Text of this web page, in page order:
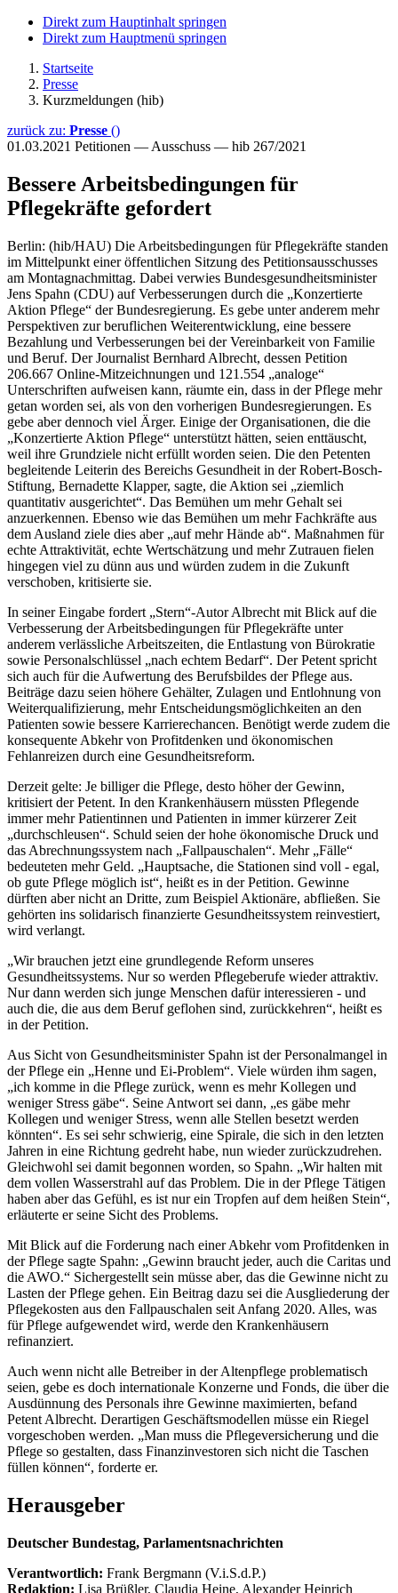
Direkt zum Hauptinhalt springen
Direkt zum Hauptmenü springen
Startseite
Presse
Kurzmeldungen (hib)
zurück zu: Presse ()
01.03.2021 Petitionen — Ausschuss — hib 267/2021
Bessere Arbeitsbedingungen für
Pflegekräfte gefordert
Berlin: (hib/HAU) Die Arbeitsbedingungen für Pflegekräfte standen
im Mittelpunkt einer öffentlichen Sitzung des Petitionsausschusses
am Montagnachmittag. Dabei verwies Bundesgesundheitsminister
Jens Spahn (CDU) auf Verbesserungen durch die „Konzertierte
Aktion Pflege“ der Bundesregierung. Es gebe unter anderem mehr
Perspektiven zur beruflichen Weiterentwicklung, eine bessere
Bezahlung und Verbesserungen bei der Vereinbarkeit von Familie
und Beruf. Der Journalist Bernhard Albrecht, dessen Petition
206.667 Online-Mitzeichnungen und 121.554 „analoge“
Unterschriften aufweisen kann, räumte ein, dass in der Pflege mehr
getan worden sei, als von den vorherigen Bundesregierungen. Es
gebe aber dennoch viel Ärger. Einige der Organisationen, die die
„Konzertierte Aktion Pflege“ unterstützt hätten, seien enttäuscht,
weil ihre Grundziele nicht erfüllt worden seien. Die den Petenten
begleitende Leiterin des Bereichs Gesundheit in der Robert-Bosch-
Stiftung, Bernadette Klapper, sagte, die Aktion sei „ziemlich
quantitativ ausgerichtet“. Das Bemühen um mehr Gehalt sei
anzuerkennen. Ebenso wie das Bemühen um mehr Fachkräfte aus
dem Ausland ziele dies aber „auf mehr Hände ab“. Maßnahmen für
echte Attraktivität, echte Wertschätzung und mehr Zutrauen fielen
hingegen viel zu dünn aus und würden zudem in die Zukunft
verschoben, kritisierte sie.
In seiner Eingabe fordert „Stern“-Autor Albrecht mit Blick auf die
Verbesserung der Arbeitsbedingungen für Pflegekräfte unter
anderem verlässliche Arbeitszeiten, die Entlastung von Bürokratie
sowie Personalschlüssel „nach echtem Bedarf“. Der Petent spricht
sich auch für die Aufwertung des Berufsbildes der Pflege aus.
Beiträge dazu seien höhere Gehälter, Zulagen und Entlohnung von
Weiterqualifizierung, mehr Entscheidungsmöglichkeiten an den
Patienten sowie bessere Karrierechancen. Benötigt werde zudem die
konsequente Abkehr von Profitdenken und ökonomischen
Fehlanreizen durch eine Gesundheitsreform.
Derzeit gelte: Je billiger die Pflege, desto höher der Gewinn,
kritisiert der Petent. In den Krankenhäusern müssten Pflegende
immer mehr Patientinnen und Patienten in immer kürzerer Zeit
„durchschleusen“. Schuld seien der hohe ökonomische Druck und
das Abrechnungssystem nach „Fallpauschalen“. Mehr „Fälle“
bedeuteten mehr Geld. „Hauptsache, die Stationen sind voll - egal,
ob gute Pflege möglich ist“, heißt es in der Petition. Gewinne
dürften aber nicht an Dritte, zum Beispiel Aktionäre, abfließen. Sie
gehörten ins solidarisch finanzierte Gesundheitssystem reinvestiert,
wird verlangt.
„Wir brauchen jetzt eine grundlegende Reform unseres
Gesundheitssystems. Nur so werden Pflegeberufe wieder attraktiv.
Nur dann werden sich junge Menschen dafür interessieren - und
auch die, die aus dem Beruf geflohen sind, zurückkehren“, heißt es
in der Petition.
Aus Sicht von Gesundheitsminister Spahn ist der Personalmangel in
der Pflege ein „Henne und Ei-Problem“. Viele würden ihm sagen,
„ich komme in die Pflege zurück, wenn es mehr Kollegen und
weniger Stress gäbe“. Seine Antwort sei dann, „es gäbe mehr
Kollegen und weniger Stress, wenn alle Stellen besetzt werden
könnten“. Es sei sehr schwierig, eine Spirale, die sich in den letzten
Jahren in eine Richtung gedreht habe, nun wieder zurückzudrehen.
Gleichwohl sei damit begonnen worden, so Spahn. „Wir halten mit
dem vollen Wasserstrahl auf das Problem. Die in der Pflege Tätigen
haben aber das Gefühl, es ist nur ein Tropfen auf dem heißen Stein“,
erläuterte er seine Sicht des Problems.
Mit Blick auf die Forderung nach einer Abkehr vom Profitdenken in
der Pflege sagte Spahn: „Gewinn braucht jeder, auch die Caritas und
die AWO.“ Sichergestellt sein müsse aber, das die Gewinne nicht zu
Lasten der Pflege gehen. Ein Beitrag dazu sei die Ausgliederung der
Pflegekosten aus den Fallpauschalen seit Anfang 2020. Alles, was
für Pflege aufgewendet wird, werde den Krankenhäusern
refinanziert.
Auch wenn nicht alle Betreiber in der Altenpflege problematisch
seien, gebe es doch internationale Konzerne und Fonds, die über die
Ausdünnung des Personals ihre Gewinne maximierten, befand
Petent Albrecht. Derartigen Geschäftsmodellen müsse ein Riegel
vorgeschoben werden. „Man muss die Pflegeversicherung und die
Pflege so gestalten, dass Finanzinvestoren sich nicht die Taschen
füllen können“, forderte er.
Herausgeber
Deutscher Bundestag, Parlamentsnachrichten
Verantwortlich: Frank Bergmann (V.i.S.d.P.)
Redaktion: Lisa Brüßler, Claudia Heine, Alexander Heinrich